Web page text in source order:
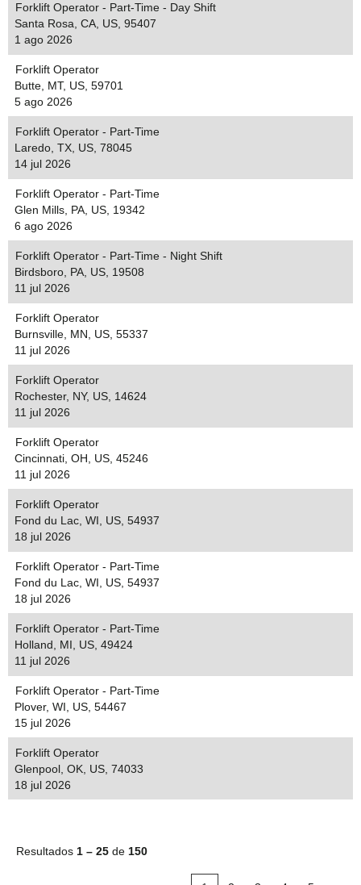
Forklift Operator - Part-Time - Day Shift
Santa Rosa, CA, US, 95407
1 ago 2026
Forklift Operator
Butte, MT, US, 59701
5 ago 2026
Forklift Operator - Part-Time
Laredo, TX, US, 78045
14 jul 2026
Forklift Operator - Part-Time
Glen Mills, PA, US, 19342
6 ago 2026
Forklift Operator - Part-Time - Night Shift
Birdsboro, PA, US, 19508
11 jul 2026
Forklift Operator
Burnsville, MN, US, 55337
11 jul 2026
Forklift Operator
Rochester, NY, US, 14624
11 jul 2026
Forklift Operator
Cincinnati, OH, US, 45246
11 jul 2026
Forklift Operator
Fond du Lac, WI, US, 54937
18 jul 2026
Forklift Operator - Part-Time
Fond du Lac, WI, US, 54937
18 jul 2026
Forklift Operator - Part-Time
Holland, MI, US, 49424
11 jul 2026
Forklift Operator - Part-Time
Plover, WI, US, 54467
15 jul 2026
Forklift Operator
Glenpool, OK, US, 74033
18 jul 2026
Resultados 1 – 25 de 150